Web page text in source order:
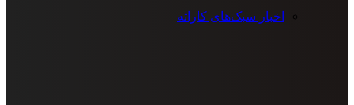
اخبار سبک‌های کاراته